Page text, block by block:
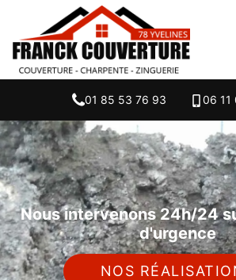
01 85 53 76 93 06 11
Nous intervenons 24h/24
d'urgence
NOS